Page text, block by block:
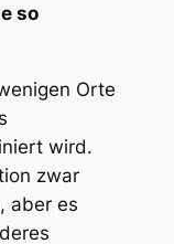
so
Orte
wird.
zwar
aber es